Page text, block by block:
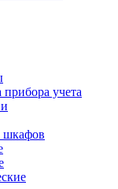
учета
шкафов